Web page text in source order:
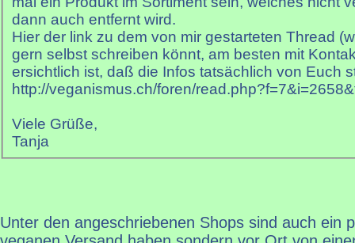
dann auch entfernt wird.
Hier der link zu dem von mir gestarteten Thread
gern selbst schreiben könnt, am besten mit
ersichtlich ist, daß die Infos tatsächlich von Euch
http://veganismus.ch/foren/
Viele Grüße,
Tanja
Unter den angeschriebenen Shops sind auch ein